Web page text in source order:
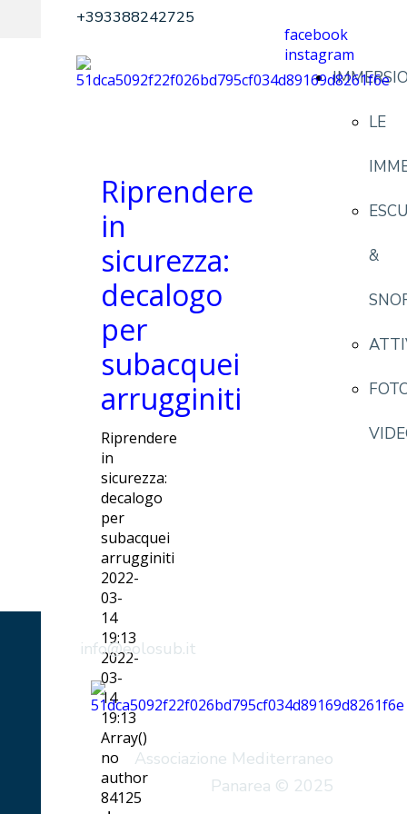
+393388242725
facebook
instagram
LE
&
Riprendere
in
sicurezza:
decalogo
per
subacquei
arrugginiti
Riprendere
in
sicurezza:
decalogo
per
subacquei
arrugginiti
2022-
03-
14
19:13
2022-
03-
14
19:13
Array()
no
author
84125
Associazione Mediterraneo
Panarea © 2025
info@eolosub.it